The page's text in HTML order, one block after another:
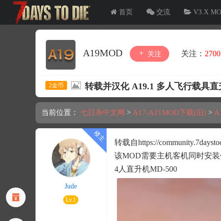
首页 交流 V3.X
A19MOD 关注 关注：
2金币 转载并汉化 A19.1 多人飞行载具
当前位置： 七日杀中文网 > A17-A21MOD下载(旧) >
Jude
Lv.1
转载自https://
该MOD需要主机客机同时安
4人直升机MD-500